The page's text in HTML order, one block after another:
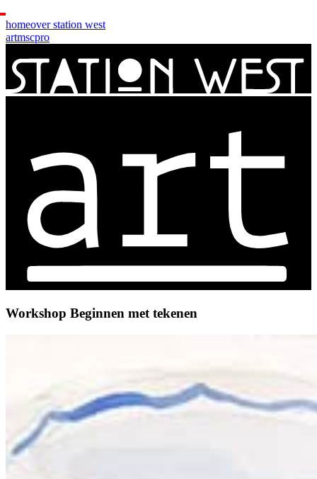
homeover station west
artmscpro
Workshop Beginnen met tekenen